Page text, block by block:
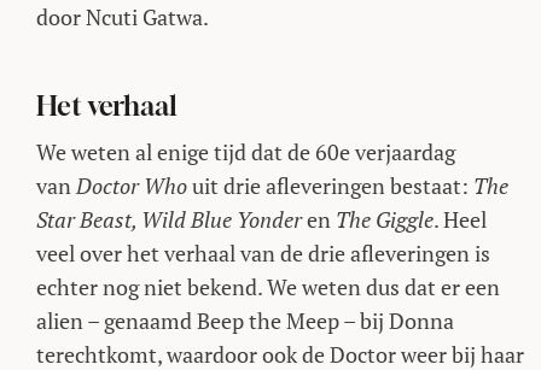
door Ncuti Gatwa.
Het verhaal
We weten al enige tijd dat de 60e verjaardag
van Doctor Whouit drie afleveringen bestaat: The
Star Beast, Wild Blue Yonderen The Giggle. Heel
veel over het verhaal van de drie afleveringen is
echter nog niet bekend. We weten dus dat er een
alien – genaamd Beep the Meep – bij Donna
terechtkomt, waardoor ook de Doctor weer bij haar